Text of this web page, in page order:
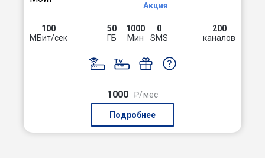
Акция
100
МБит/сек
50
ГБ
1000
Мин
0
SMS
200
каналов
1000 ₽/мес
Подробнее